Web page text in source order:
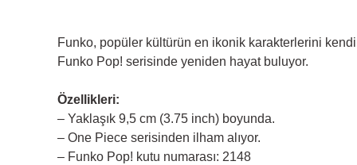
Funko, popüler kültürün en ikonik karakterlerini
Funko Pop! serisinde yeniden hayat buluyor.
Özellikleri:
– Yaklaşık 9,5 cm (3.75 inch) boyunda.
– One Piece serisinden ilham alıyor.
– Funko Pop! kutu numarası: 2148